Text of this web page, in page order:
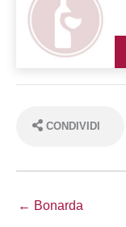
CONDIVIDI
← Bonarda